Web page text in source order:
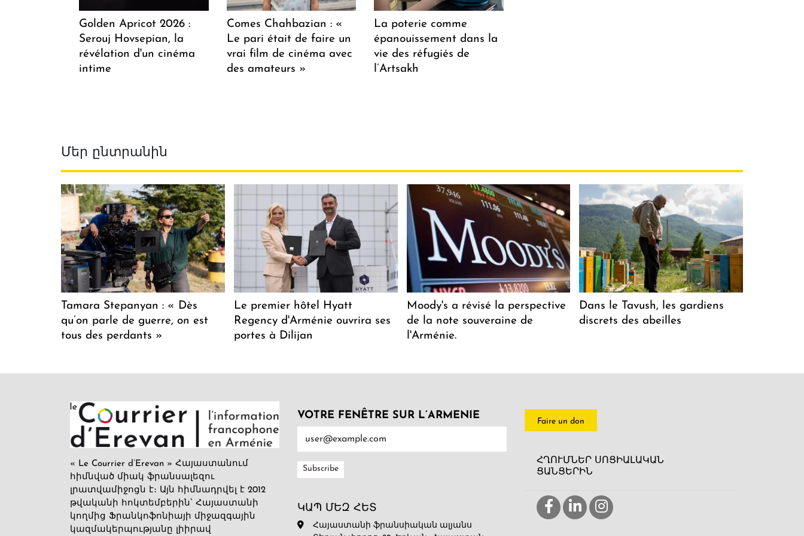
Golden Apricot 2026 :
Serouj Hovsepian, la
révélation d'un cinéma
intime
Comes Chahbazian : «
Le pari était de faire un
vrai film de cinéma avec
des amateurs »
La poterie comme
épanouissement dans la
vie des réfugiés de
l’Artsakh
Մեր ընտրանին
Tamara Stepanyan : « Dès
qu’on parle de guerre, on est
tous des perdants »
Le premier hôtel Hyatt
Regency d'Arménie ouvrira ses
portes à Dilijan
Moody's a révisé la perspective
de la note souveraine de
l'Arménie.
Dans le Tavush, les gardiens
discrets des abeilles
« Le Courrier d’Erevan » Հայաստանում
հիմնված միակ ֆրանսալեզու
լրատվամիջոցն է։ Այն հիմնադրվել է 2012
թվականի հոկտեմբերին՝ Հայաստանի
կողմից Ֆրանկոֆոնիայի միջազգային
կազմակերպությանը լիիրավ
VOTRE FENÊTRE SUR L’ARMENIE
ԿԱՊ ՄԵԶ ՀԵՏ
Հայաստանի ֆրանսիական ալյանս
Faire un don
ՀՂՈՒՄՆԵՐ ՍՈՑԻԱԼԱԿԱՆ
ՑԱՆՑԵՐԻՆ